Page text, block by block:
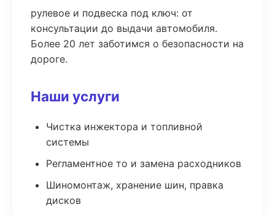
рулевое и подвеска под ключ: от
консультации до выдачи автомобиля.
Более 20 лет заботимся о безопасности на
дороге.
Наши услуги
Чистка инжектора и топливной
системы
Регламентное то и замена расходников
Шиномонтаж, хранение шин, правка
дисков